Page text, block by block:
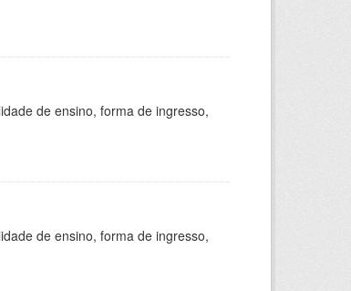
de ensino, forma de ingresso,
de ensino, forma de ingresso,